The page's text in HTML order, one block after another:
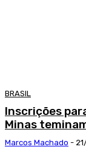
BRASIL
Inscrições
Minas
Marcos Machado -